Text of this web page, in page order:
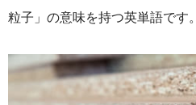
粒子」の意味を持つ英単語です。